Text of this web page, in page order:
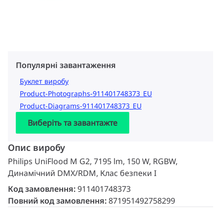
Популярні завантаження
Буклет виробу
Product-Photographs-911401748373_EU
Product-Diagrams-911401748373_EU
Виберіть та завантажте
Опис виробу
Philips UniFlood M G2, 7195 lm, 150 W, RGBW,
Динамічний DMX/RDM, Клас безпеки I
Код замовлення:911401748373
Повний код замовлення:871951492758299